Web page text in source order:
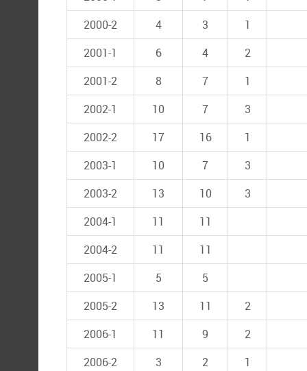
2000-2
4 3
1
2001-1
6 4
2
2001-2
8 7
1
2002-1
10 7
3
2002-2
17 16
1
2003-1
10 7
3
2003-2
13 10
3
2004-1
11
11
2004-2
11
11
2005-1
5
5
2005-2
13 11
2
2006-1
11 9
2
2006-2
3 2
1